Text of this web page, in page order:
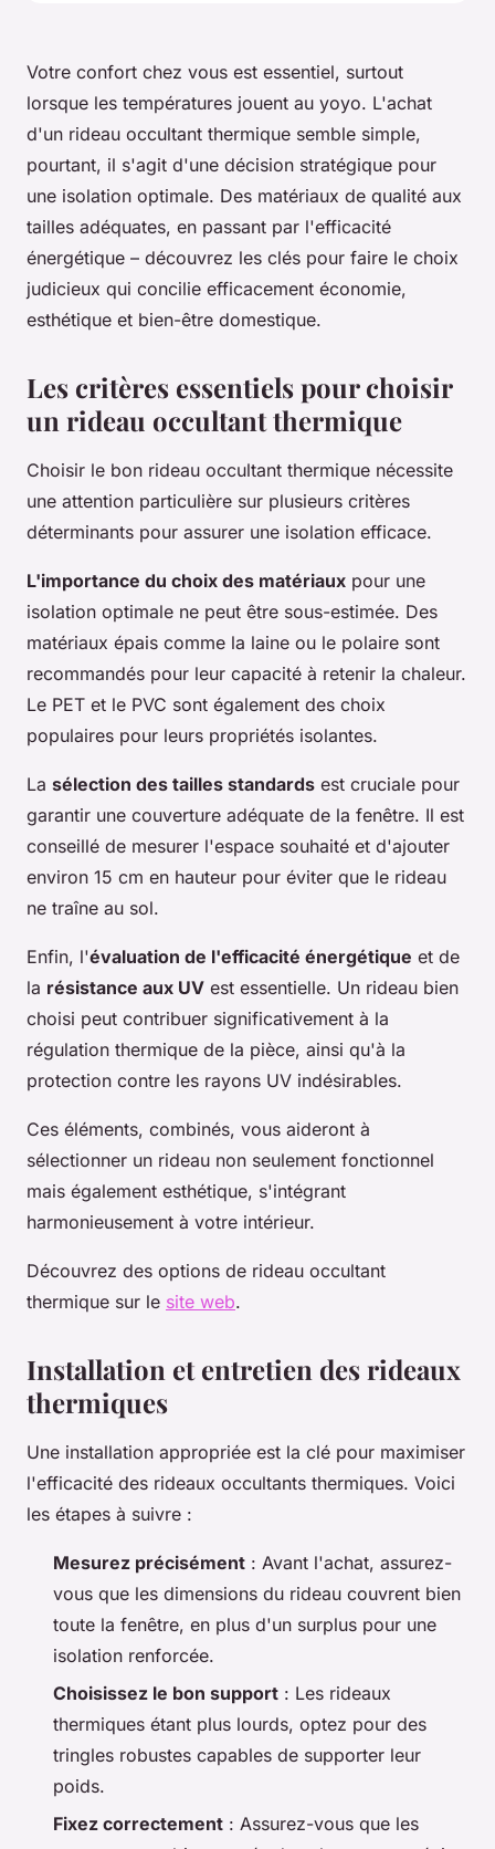
Votre confort chez vous est essentiel, surtout
lorsque les températures jouent au yoyo. L'achat
d'un rideau occultant thermique semble simple,
pourtant, il s'agit d'une décision stratégique pour
une isolation optimale. Des matériaux de qualité aux
tailles adéquates, en passant par l'efficacité
énergétique – découvrez les clés pour faire le choix
judicieux qui concilie efficacement économie,
esthétique et bien-être domestique.
Les critères essentiels pour choisir
un rideau occultant thermique
Choisir le bon rideau occultant thermique nécessite
une attention particulière sur plusieurs critères
déterminants pour assurer une isolation efficace.
L'importance du choix des matériaux pour une
isolation optimale ne peut être sous-estimée. Des
matériaux épais comme la laine ou le polaire sont
recommandés pour leur capacité à retenir la chaleur.
Le PET et le PVC sont également des choix
populaires pour leurs propriétés isolantes.
La sélection des tailles standards est cruciale pour
garantir une couverture adéquate de la fenêtre. Il est
conseillé de mesurer l'espace souhaité et d'ajouter
environ 15 cm en hauteur pour éviter que le rideau
ne traîne au sol.
Enfin, l'évaluation de l'efficacité énergétique et de
la résistance aux UV est essentielle. Un rideau bien
choisi peut contribuer significativement à la
régulation thermique de la pièce, ainsi qu'à la
protection contre les rayons UV indésirables.
Ces éléments, combinés, vous aideront à
sélectionner un rideau non seulement fonctionnel
mais également esthétique, s'intégrant
harmonieusement à votre intérieur.
Découvrez des options de rideau occultant
thermique sur le site web.
Installation et entretien des rideaux
thermiques
Une installation appropriée est la clé pour maximiser
l'efficacité des rideaux occultants thermiques. Voici
les étapes à suivre :
Mesurez précisément : Avant l'achat, assurez-
vous que les dimensions du rideau couvrent bien
toute la fenêtre, en plus d'un surplus pour une
isolation renforcée.
Choisissez le bon support : Les rideaux
thermiques étant plus lourds, optez pour des
tringles robustes capables de supporter leur
poids.
Fixez correctement : Assurez-vous que les